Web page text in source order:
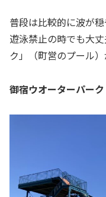
普段は比較的に波が
遊泳禁止の時でも大
ク」（町営のプール
御宿ウオーターパーク